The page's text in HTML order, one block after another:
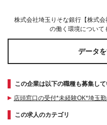
株式会社埼玉りそな銀行【株式
の働く環境について
データ
この企業は以下の職種も募集し
店頭窓口の受付*未経験OK*埼玉
この求人のカテゴリ